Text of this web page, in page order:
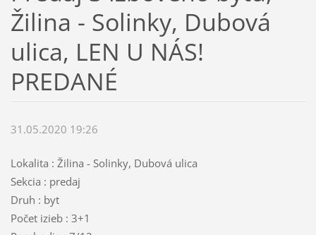
Žilina - Solinky, Dubová
ulica, LEN U NÁS!
PREDANÉ
31.05.2020 19:26
Lokalita : Žilina - Solinky, Dubová ulica
Sekcia : predaj
Druh : byt
Počet izieb : 3+1